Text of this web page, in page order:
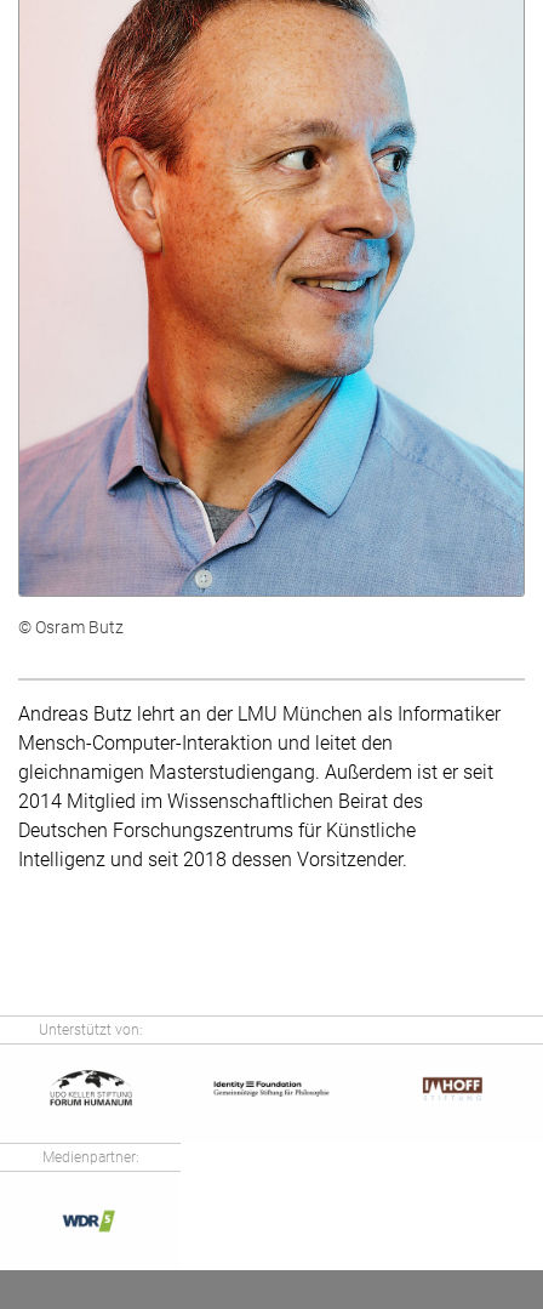
Andreas Butz lehrt an der LMU München als Informatiker
Mensch-Computer-Interaktion und leitet den
gleichnamigen Masterstudiengang. Außerdem ist er seit
2014 Mitglied im Wissenschaftlichen Beirat des
Deutschen Forschungszentrums für Künstliche
Intelligenz und seit 2018 dessen Vorsitzender.
© Osram Butz
Unterstützt von:
Medienpartner: